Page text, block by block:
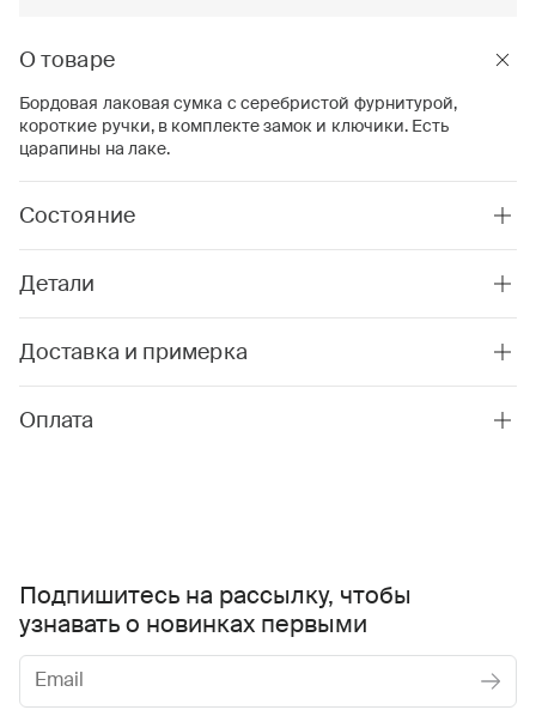
О товаре
Бордовая лаковая сумка с серебристой фурнитурой,
короткие ручки, в комплекте замок и ключики. Есть
царапины на лаке.
Состояние
Детали
Доставка и примерка
Оплата
Подпишитесь на рассылку, чтобы
узнавать о новинках первыми